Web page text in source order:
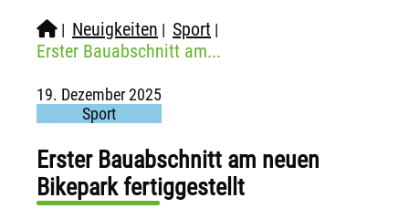
| Neuigkeiten | Sport |
Erster Bauabschnitt am...
19. Dezember 2025
Sport
Erster Bauabschnitt am neuen
Bikepark fertiggestellt